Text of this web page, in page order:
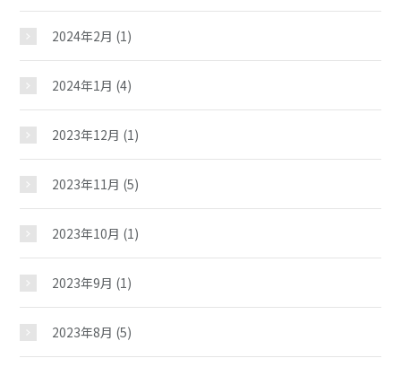
ギャラリー
児童クラブ
2024年2月 (1)
2024年1月 (4)
2023年12月 (1)
2023年11月 (5)
2023年10月 (1)
2023年9月 (1)
2023年8月 (5)